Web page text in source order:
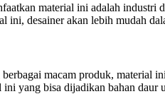
material ini adalah
ini, desainer akan lebih mudah
macam produk, material
ini yang bisa dijadikan bahan